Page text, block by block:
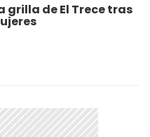
grilla de El Trece tras